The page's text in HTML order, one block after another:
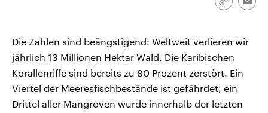
Link
Die Zahlen sind beängstigend: Weltweit verlieren wir
jährlich 13 Millionen Hektar Wald. Die Karibischen
Korallenriffe sind bereits zu 80 Prozent zerstört. Ein
Viertel der Meeresfischbestände ist gefährdet, ein
Drittel aller Mangroven wurde innerhalb der letzten